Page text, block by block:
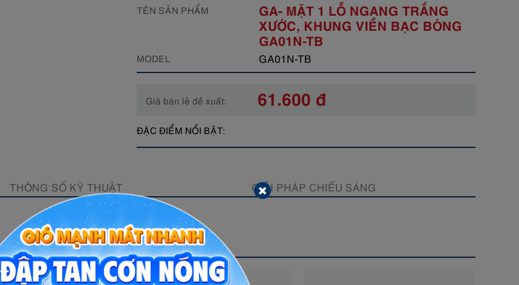
TÊN SẢN PHẨM
GA- MẶT 1 LỖ NGANG TRẮNG
XƯỚC, KHUNG VIỀN BẠC BÓNG
GA01N-TB
MODEL GA01N-TB
Giá bán lẻ đề xuất: 61.600 đ
ĐẶC ĐIỂM NỔI BẬT:
THÔNG SỐ KỸ THUẬT GIẢI PHÁP CHIẾU SÁNG